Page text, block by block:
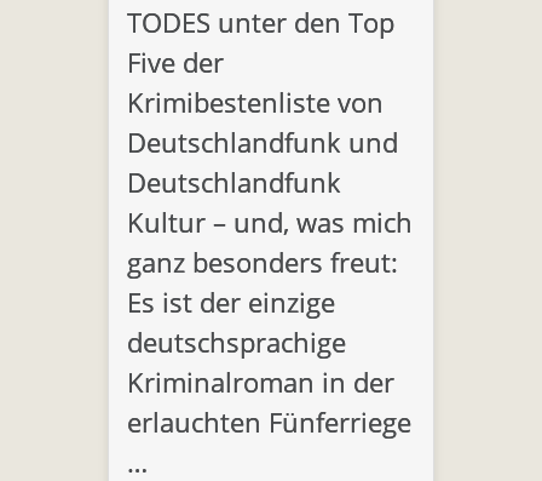
TODES unter den Top
Five der
Krimibestenliste von
Deutschlandfunk und
Deutschlandfunk
Kultur – und, was mich
ganz besonders freut:
Es ist der einzige
deutschsprachige
Kriminalroman in der
erlauchten Fünferriege
…